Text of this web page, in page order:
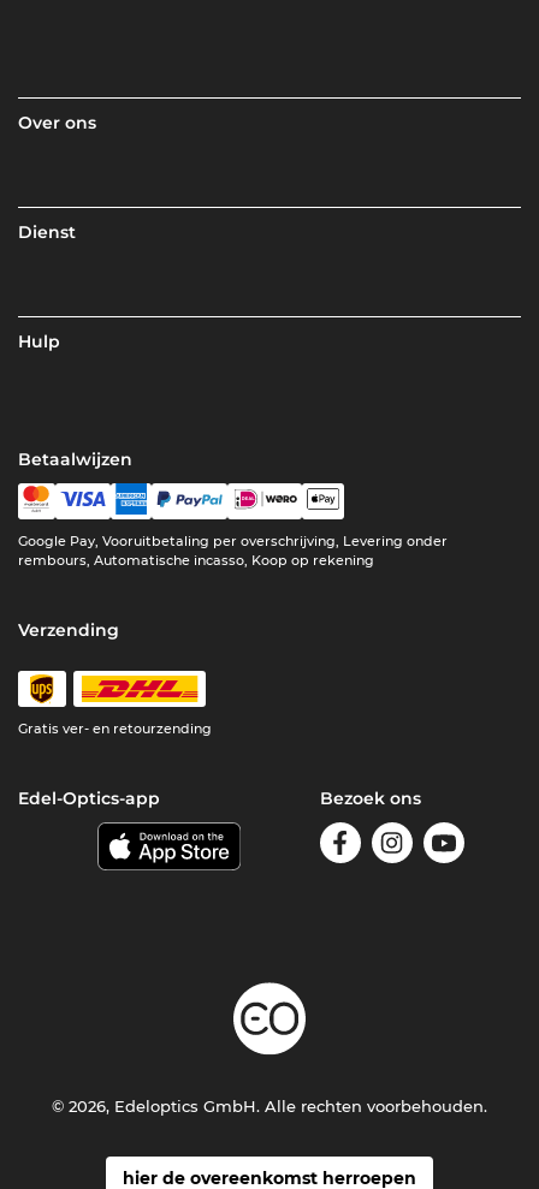
Over ons
Dienst
Hulp
Betaalwijzen
Google Pay, Vooruitbetaling per overschrijving, Levering onder
rembours, Automatische incasso, Koop op rekening
Verzending
Gratis ver- en retourzending
Edel-Optics-app Bezoek ons
hier de overeenkomst herroepen
© 2026, Edeloptics GmbH. Alle rechten voorbehouden.